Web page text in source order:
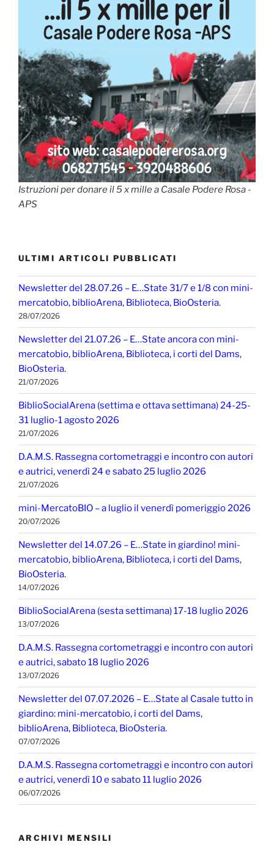
Istruzioni per donare il 5 x mille a Casale Podere Rosa -
APS
ULTIMI ARTICOLI PUBBLICATI
Newsletter del 28.07.26 – E…State 31/7 e 1/8 con mini-
mercatobio, biblioArena, Biblioteca, BioOsteria.
28/07/2026
Newsletter del 21.07.26 – E…State ancora con mini-
mercatobio, biblioArena, Biblioteca, i corti del Dams,
BioOsteria.
21/07/2026
BiblioSocialArena (settima e ottava settimana) 24-25-
31 luglio-1 agosto 2026
21/07/2026
D.A.M.S. Rassegna cortometraggi e incontro con autori
e autrici, venerdì 24 e sabato 25 luglio 2026
21/07/2026
mini-MercatoBIO – a luglio il venerdì pomeriggio 2026
20/07/2026
Newsletter del 14.07.26 – E…State in giardino! mini-
mercatobio, biblioArena, Biblioteca, i corti del Dams,
BioOsteria.
14/07/2026
BiblioSocialArena (sesta settimana) 17-18 luglio 2026
13/07/2026
D.A.M.S. Rassegna cortometraggi e incontro con autori
e autrici, sabato 18 luglio 2026
13/07/2026
Newsletter del 07.07.2026 – E…State al Casale tutto in
giardino: mini-mercatobio, i corti del Dams,
biblioArena, Biblioteca, BioOsteria.
07/07/2026
D.A.M.S. Rassegna cortometraggi e incontro con autori
e autrici, venerdì 10 e sabato 11 luglio 2026
06/07/2026
ARCHIVI MENSILI